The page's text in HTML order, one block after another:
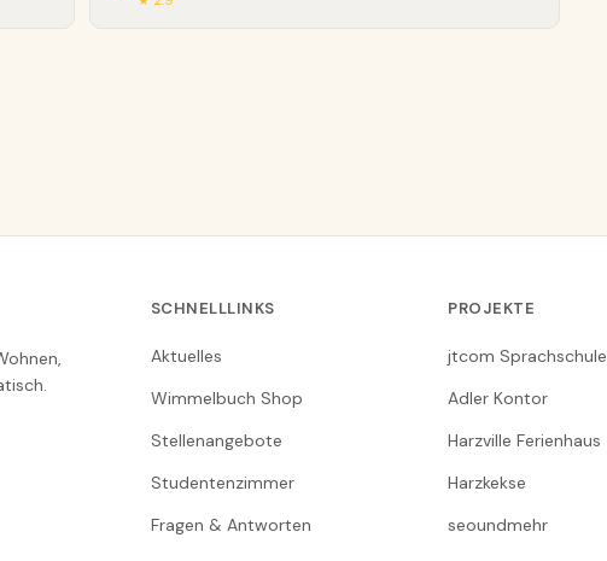
SCHNELLLINKS
Aktuelles
Wimmelbuch Shop
Stellenangebote
Studentenzimmer
Fragen & Antworten
PROJEKTE
jtcom Sprachschule
Adler Kontor
Harzville Ferienhaus
Harzkekse
seoundmehr